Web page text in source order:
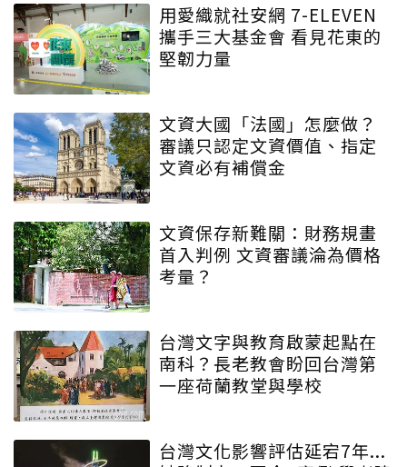
用愛織就社安網 7-ELEVEN
攜手三大基金會 看見花東的
堅韌力量
文資大國「法國」怎麼做？
審議只認定文資價值、指定
文資必有補償金
文資保存新難關：財務規畫
首入判例 文資審議淪為價格
考量？
台灣文字與教育啟蒙起點在
南科？長老教會盼回台灣第
一座荷蘭教堂與學校
台灣文化影響評估延宕7年...